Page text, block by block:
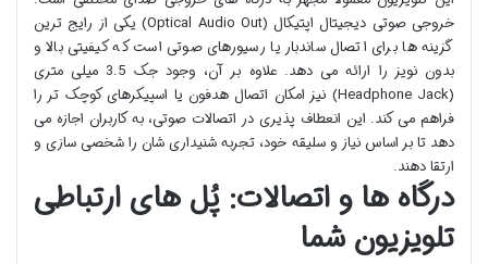
خروجی صوتی دیجیتال اپتیکال (Optical Audio Out) یکی از رایج ترین
گزینه ها برای اتصال ساندبار یا رسیورهای صوتی است که کیفیتی بالا و
بدون نویز را ارائه می دهد. علاوه بر آن، وجود جک 3.5 میلی متری
(Headphone Jack) نیز امکان اتصال هدفون یا اسپیکرهای کوچک تر را
فراهم می کند. این انعطاف پذیری در اتصالات صوتی، به کاربران اجازه می
دهد تا بر اساس نیاز و سلیقه خود، تجربه شنیداری شان را شخصی سازی و
ارتقا دهند.
درگاه ها و اتصالات: پُل های ارتباطی
تلویزیون شما